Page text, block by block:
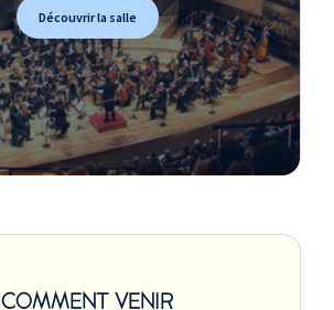
Découvrir la salle
COMMENT VENIR